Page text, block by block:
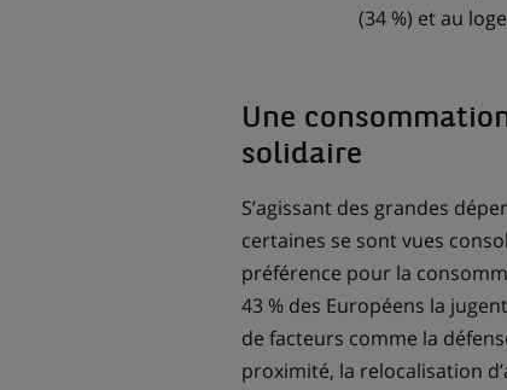
(34 %) et au
Une
solidaire
S’agissant des grandes
certaines se sont vues
préférence pour la
43 % des Européens la
de facteurs comme la
proximité, la relocalisation